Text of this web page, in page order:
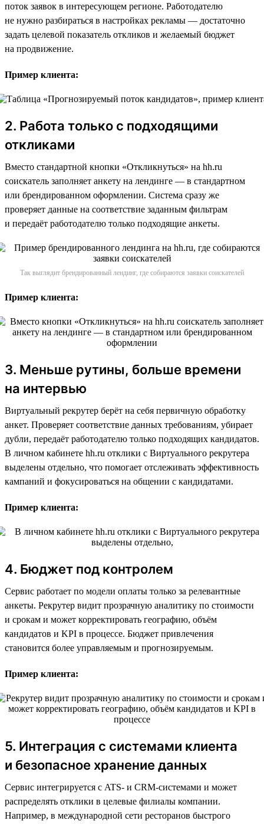
поток заявок в интересующем регионе. Работодателю
не нужно разбираться в настройках рекламы — достаточно
задать целевой показатель откликов и желаемый бюджет
на продвижение.
Пример клиента:
2. Работа только с подходящими
откликами
Вместо стандартной кнопки «Откликнуться» на hh.ru
соискатель заполняет анкету на лендинге — в стандартном
или брендированном оформлении. Система сразу же
проверяет данные на соответствие заданным фильтрам
и передаёт работодателю только подходящие анкеты.
Так выглядит брендированный лендинг, где собираются заявки соискателей
Пример клиента:
3. Меньше рутины, больше времени
на интервью
Виртуальный рекрутер берёт на себя первичную обработку
анкет. Проверяет соответствие данных требованиям, убирает
дубли, передаёт работодателю только подходящих кандидатов.
В личном кабинете hh.ru отклики с Виртуального рекрутера
выделены отдельно, что помогает отслеживать эффективность
кампаний и фокусироваться на общении с кандидатами.
Пример клиента:
4. Бюджет под контролем
Сервис работает по модели оплаты только за релевантные
анкеты. Рекрутер видит прозрачную аналитику по стоимости
и срокам и может корректировать географию, объём
кандидатов и KPI в процессе. Бюджет привлечения
становится более управляемым и прогнозируемым.
Пример клиента:
5. Интеграция с системами клиента
и безопасное хранение данных
Сервис интегрируется с ATS- и CRM-системами и может
распределять отклики в целевые филиалы компании.
Например, в международной сети ресторанов быстрого